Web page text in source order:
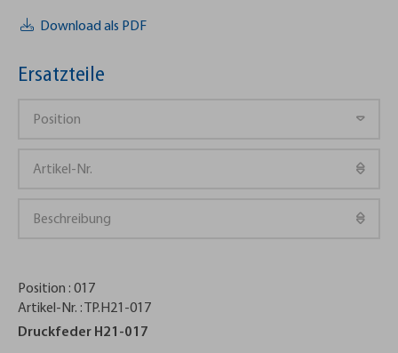
Download als PDF
Ersatzteile
Position : 017
Artikel-Nr. : TP.H21-017
Druckfeder H21-017